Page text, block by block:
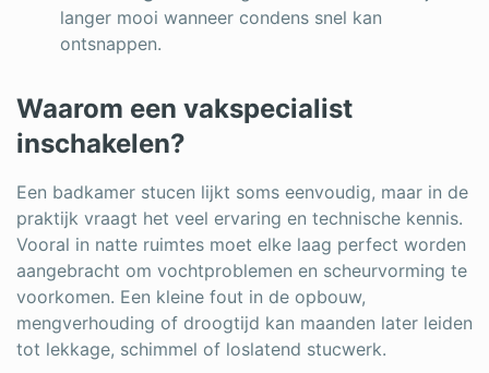
langer mooi wanneer condens snel kan
ontsnappen.
Waarom een vakspecialist
inschakelen?
Een badkamer stucen lijkt soms eenvoudig, maar in de
praktijk vraagt het veel ervaring en technische kennis.
Vooral in natte ruimtes moet elke laag perfect worden
aangebracht om vochtproblemen en scheurvorming te
voorkomen. Een kleine fout in de opbouw,
mengverhouding of droogtijd kan maanden later leiden
tot lekkage, schimmel of loslatend stucwerk.